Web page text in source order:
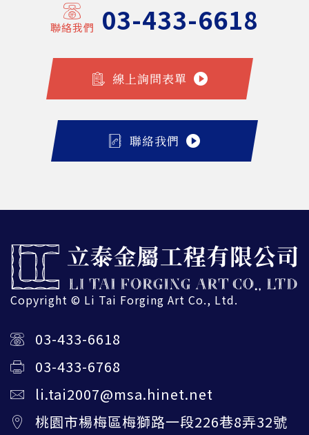
聯絡我們 03-433-6618
線上詢問表單
聯絡我們
Copyright © Li Tai Forging Art Co., Ltd.
03-433-6618
03-433-6768
li.tai2007@msa.hinet.net
桃園市楊梅區梅獅路一段226巷8弄32號